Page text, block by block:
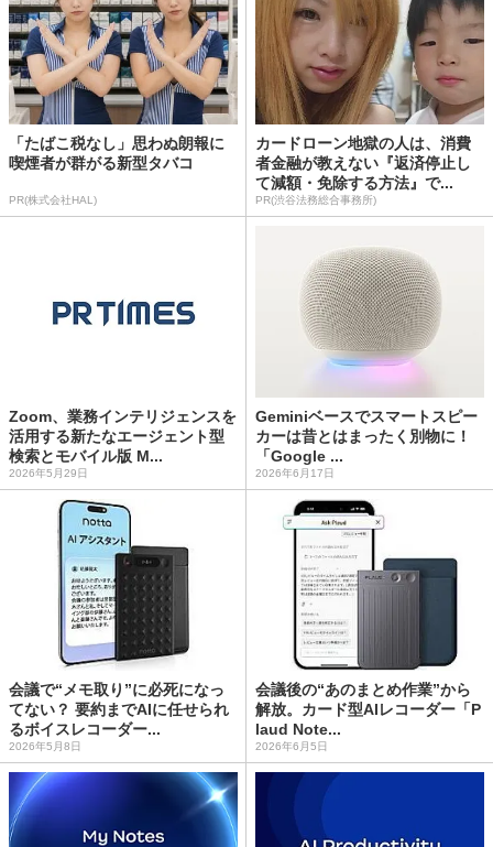
「たばこ税なし」思わぬ朗報に
喫煙者が群がる新型タバコ
PR(株式会社HAL)
カードローン地獄の人は、消費
者金融が教えない『返済停止し
て減額・免除する方法』で...
PR(渋谷法務総合事務所)
Zoom、業務インテリジェンスを
活用する新たなエージェント型
検索とモバイル版 M...
2026年5月29日
Geminiベースでスマートスピー
カーは昔とはまったく別物に！
「Google ...
2026年6月17日
会議で“メモ取り”に必死になっ
てない？ 要約までAIに任せられ
るボイスレコーダー...
2026年5月8日
会議後の“あのまとめ作業”から
解放。カード型AIレコーダー「P
laud Note...
2026年6月5日